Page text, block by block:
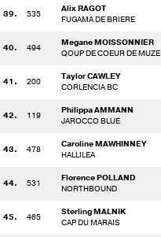
39. 535
Alix RAGOT
FUGAMA DE BRIERE
40. 494
Megane MOISSONNIER
QOUP DE COEUR DE MUZE
41. 200
Taylor CAWLEY
CORLENCIA BC
42. 119
Philippa AMMANN
JAROCCO BLUE
43. 478
Caroline MAWHINNEY
HALLILEA
44. 531
Florence POLLAND
NORTHBOUND
45. 465
Sterling MALNIK
CAP DU MARAIS